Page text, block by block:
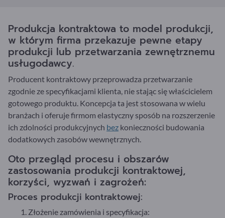
Produkcja kontraktowa to model produkcji,
w którym firma przekazuje pewne etapy
produkcji lub przetwarzania zewnętrznemu
usługodawcy.
Producent kontraktowy przeprowadza przetwarzanie
zgodnie ze specyfikacjami klienta, nie stając się właścicielem
gotowego produktu. Koncepcja ta jest stosowana w wielu
branżach i oferuje firmom elastyczny sposób na rozszerzenie
ich zdolności produkcyjnych bez konieczności budowania
dodatkowych zasobów wewnętrznych.
Oto przegląd procesu i obszarów
zastosowania produkcji kontraktowej,
korzyści, wyzwań i zagrożeń:
Proces produkcji kontraktowej:
Złożenie zamówienia i specyfikacja: